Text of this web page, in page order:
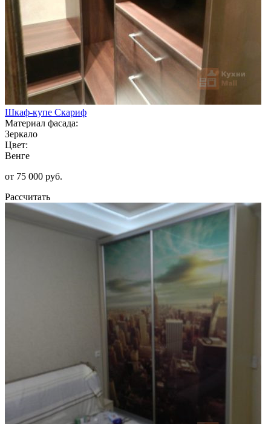
Шкаф-купе Скариф
Материал фасада:
Зеркало
Цвет:
Венге
от 75 000 руб.
Рассчитать